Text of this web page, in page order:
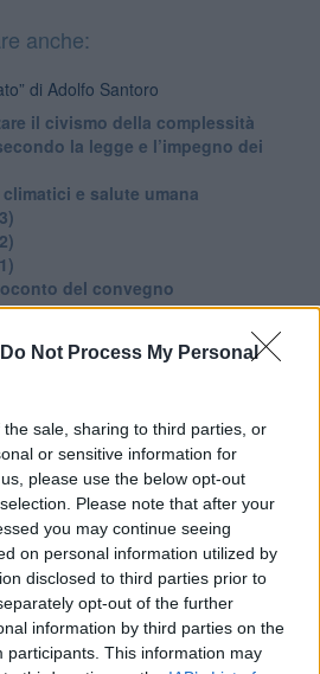
Do Not Process My Personal
sale, sharing to third parties, or
or sensitive information for
please use the below opt-out
Please note that after your
you may continue seeing
on personal information utilized by
disclosed to third parties prior to
opt-out of the further
information by third parties on the
participants. This information may
anche:
di Adolfo Santoro
il civismo della complessità
la legge e l’impegno dei
e salute umana
del convegno
seguire il CORRIDOIO BLU
verso il full electric sui traghetti
al cold ironing
pubblica dei traghetti​
i Cittadini per l’Aria
i deboli e contro la terra
Meloni e la testardaggine
del Nobel per la Pace
e della politica
patto intergenerazionale
teocratici e ai loro vassalli
dei potenti